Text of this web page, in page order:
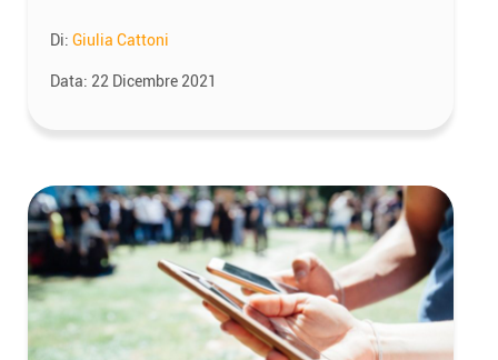
Di: Giulia Cattoni
Data: 22 Dicembre 2021